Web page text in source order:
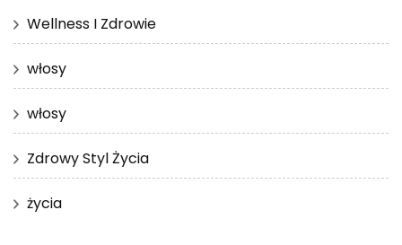
Wellness I Zdrowie
włosy
włosy
Zdrowy Styl Życia
życia